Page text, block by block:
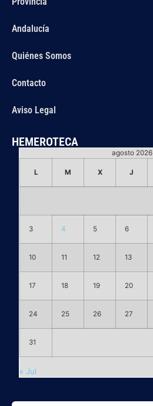
Andalucía
Quiénes Somos
Contacto
Aviso Legal
HEMEROTECA
agosto 2026
L M X J
3 4 5 6
10 11 12 13
17 18 19 20
24 25 26 27
31
« Jul